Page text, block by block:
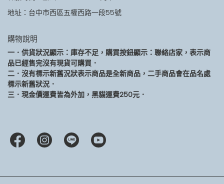
地址：台中市西區五權西路一段55號
購物說明
一．供貨狀況顯示：庫存不足，購買按鈕顯示：聯絡店家，表示商
品已經售完沒有現貨可購買．
二．沒有標示新舊況狀表示商品是全新商品，二手商品會在品名處
標示新舊狀況．
三．現金價運費皆為外加，黑貓運費250元．